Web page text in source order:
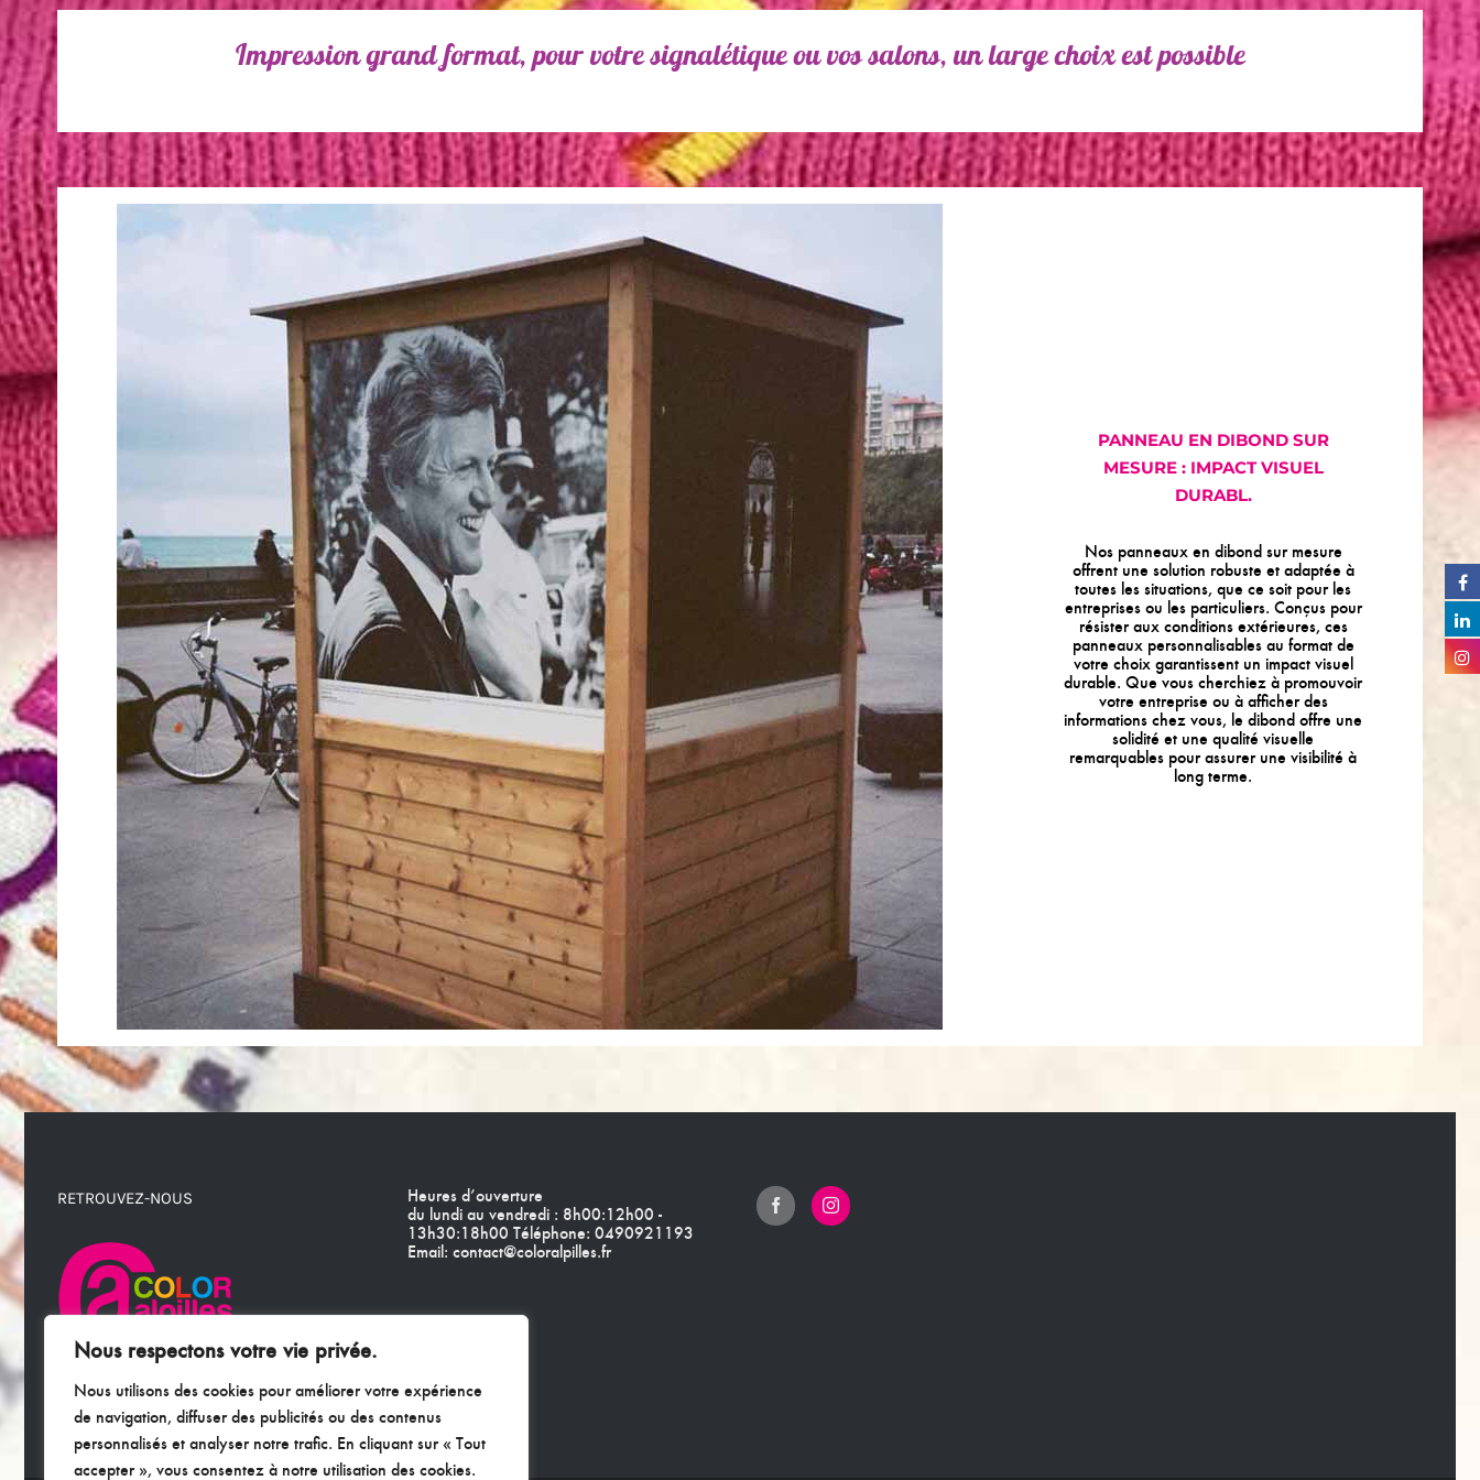
Nous respectons votre vie privée.
Nous utilisons des cookies pour améliorer votre expérience
de navigation, diffuser des publicités ou des contenus
personnalisés et analyser notre trafic. En cliquant sur « Tout
accepter », vous consentez à notre utilisation des cookies.
Impression grand format, pour votre signalétique ou vos salons, un large choix est possible
PANNEAU EN DIBOND SUR
MESURE : IMPACT VISUEL
DURABL.
Nos panneaux en dibond sur mesure
offrent une solution robuste et adaptée à
toutes les situations, que ce soit pour les
entreprises ou les particuliers. Conçus pour
résister aux conditions extérieures, ces
panneaux personnalisables au format de
votre choix garantissent un impact visuel
durable. Que vous cherchiez à promouvoir
votre entreprise ou à afficher des
informations chez vous, le dibond offre une
solidité et une qualité visuelle
remarquables pour assurer une visibilité à
long terme.
RETROUVEZ-NOUS
8 allée des amandiers
13210 Saint-Rémy-de-Provence
Heures d’ouverture
du lundi au vendredi : 8h00:12h00 -
13h30:18h00 Téléphone: 0490921193
Email: contact@coloralpilles.fr